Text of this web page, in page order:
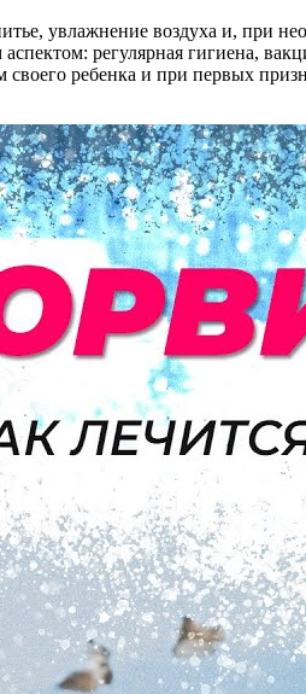
увлажнение воздуха и, при
регулярная гигиена,
своего ребенка и при первых